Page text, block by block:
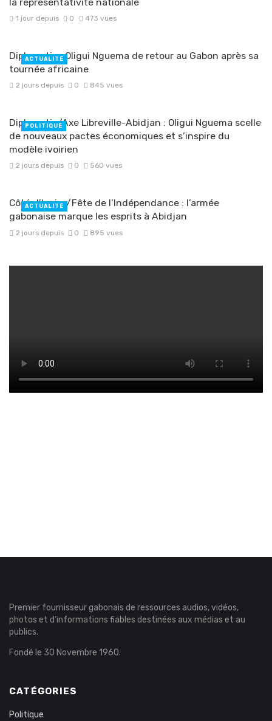
1 jour depuis 0 473 vues
Diplomatie : Oligui Nguema de retour au Gabon après sa
tournée africaine
2 jours depuis 0 845 vues
ACTUALITÉ
Diplomatie/Axe Libreville-Abidjan : Oligui Nguema scelle
de nouveaux pactes économiques et s’inspire du
modèle ivoirien
2 jours depuis 0 560 vues
POLITIQUE
Côté d’Ivoire/Fête de l’Indépendance : l’armée
gabonaise marque les esprits à Abidjan
2 jours depuis 0 895 vues
ACTUALITÉ
Premier fournisseur gabonais de ressources audios, vidéos,
photos et d’informations fiables destinées aux médias et au
publics.
Fondé le 30 Novembre 1960.
CATÉGORIES
Politique